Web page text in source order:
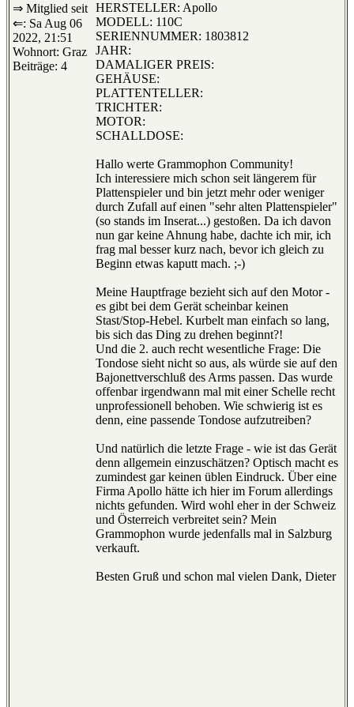
⇒ Mitglied seit
⇐: Sa Aug 06
2022, 21:51
Wohnort: Graz
Beiträge: 4
HERSTELLER: Apollo
MODELL: 110C
SERIENNUMMER: 1803812
JAHR:
DAMALIGER PREIS:
GEHÄUSE:
PLATTENTELLER:
TRICHTER:
MOTOR:
SCHALLDOSE:
Hallo werte Grammophon Community!
Ich interessiere mich schon seit längerem für
Plattenspieler und bin jetzt mehr oder weniger
durch Zufall auf einen "sehr alten Plattenspieler"
(so stands im Inserat...) gestoßen. Da ich davon
nun gar keine Ahnung habe, dachte ich mir, ich
frag mal besser kurz nach, bevor ich gleich zu
Beginn etwas kaputt mach. ;-)
Meine Hauptfrage bezieht sich auf den Motor -
es gibt bei dem Gerät scheinbar keinen
Stast/Stop-Hebel. Kurbelt man einfach so lang,
bis sich das Ding zu drehen beginnt?!
Und die 2. auch recht wesentliche Frage: Die
Tondose sieht nicht so aus, als würde sie auf den
Bajonettverschluß des Arms passen. Das wurde
offenbar irgendwann mal mit einer Schelle recht
unprofessionell behoben. Wie schwierig ist es
denn, eine passende Tondose aufzutreiben?
Und natürlich die letzte Frage - wie ist das Gerät
denn allgemein einzuschätzen? Optisch macht es
zumindest gar keinen üblen Eindruck. Über eine
Firma Apollo hätte ich hier im Forum allerdings
nichts gefunden. Wird wohl eher in der Schweiz
und Österreich verbreitet sein? Mein
Grammophon wurde jedenfalls mal in Salzburg
verkauft.
Besten Gruß und schon mal vielen Dank, Dieter